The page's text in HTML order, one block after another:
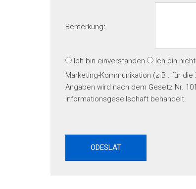
Bemerkung:
Ich bin einverstanden Ich bin
Marketing-Kommunikation (z.B . für
Angaben wird nach dem Gesetz Nr.
Informationsgesellschaft behandelt.